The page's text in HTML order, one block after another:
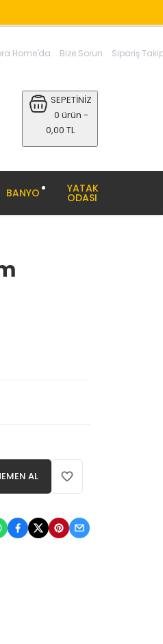
Home'da Bize Sorun Sipariş
SEPETİNİZ
0 ürün -
0,00 TL
BANYO YATAK
ODASI
AL